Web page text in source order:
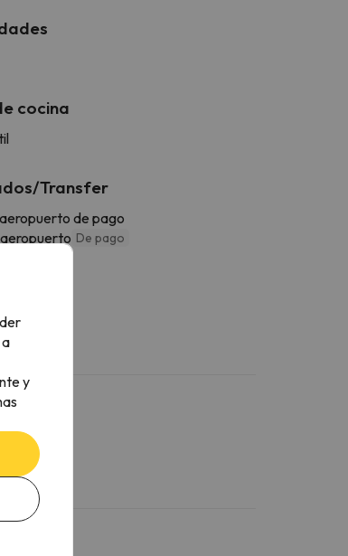
cocina
Transfer
de pago
De pago
y